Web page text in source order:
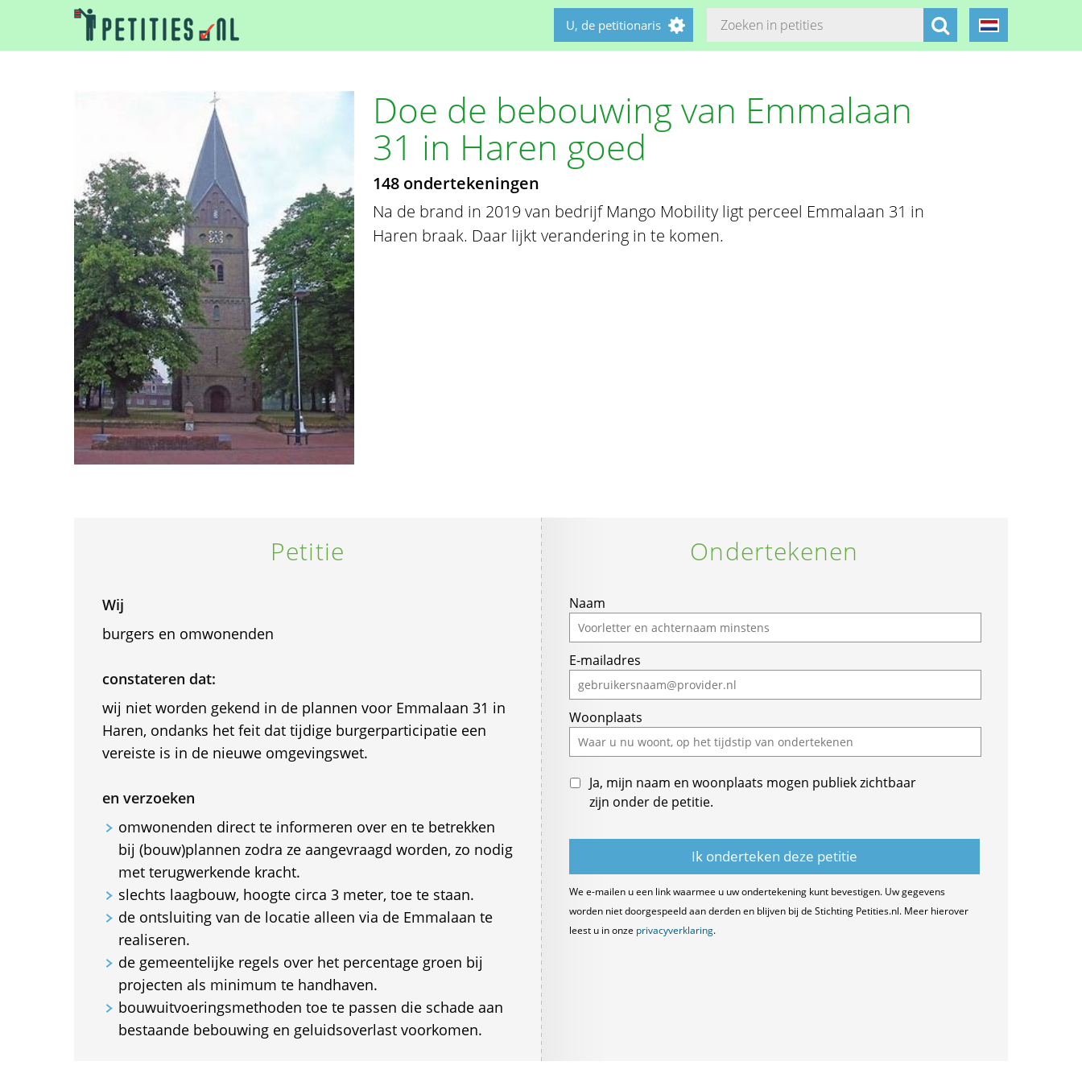
U, de petitionaris
Doe de bebouwing van Emmalaan
31 in Haren goed
148 ondertekeningen
Na de brand in 2019 van bedrijf Mango Mobility ligt perceel Emmalaan 31 in
Haren braak. Daar lijkt verandering in te komen.
Petitie
Wij
burgers en omwonenden
constateren dat:
wij niet worden gekend in de plannen voor Emmalaan 31 in
Haren, ondanks het feit dat tijdige burgerparticipatie een
vereiste is in de nieuwe omgevingswet.
en verzoeken
omwonenden direct te informeren over en te betrekken
bij (bouw)plannen zodra ze aangevraagd worden, zo nodig
met terugwerkende kracht.
slechts laagbouw, hoogte circa 3 meter, toe te staan.
de ontsluiting van de locatie alleen via de Emmalaan te
realiseren.
de gemeentelijke regels over het percentage groen bij
projecten als minimum te handhaven.
bouwuitvoeringsmethoden toe te passen die schade aan
bestaande bebouwing en geluidsoverlast voorkomen.
Ondertekenen
Naam
E-mailadres
Woonplaats
Ja, mijn naam en woonplaats mogen publiek zichtbaar
zijn onder de petitie.
We e-mailen u een link waarmee u uw ondertekening kunt bevestigen. Uw gegevens
worden niet doorgespeeld aan derden en blijven bij de Stichting Petities.nl. Meer hierover
leest u in onze privacyverklaring.